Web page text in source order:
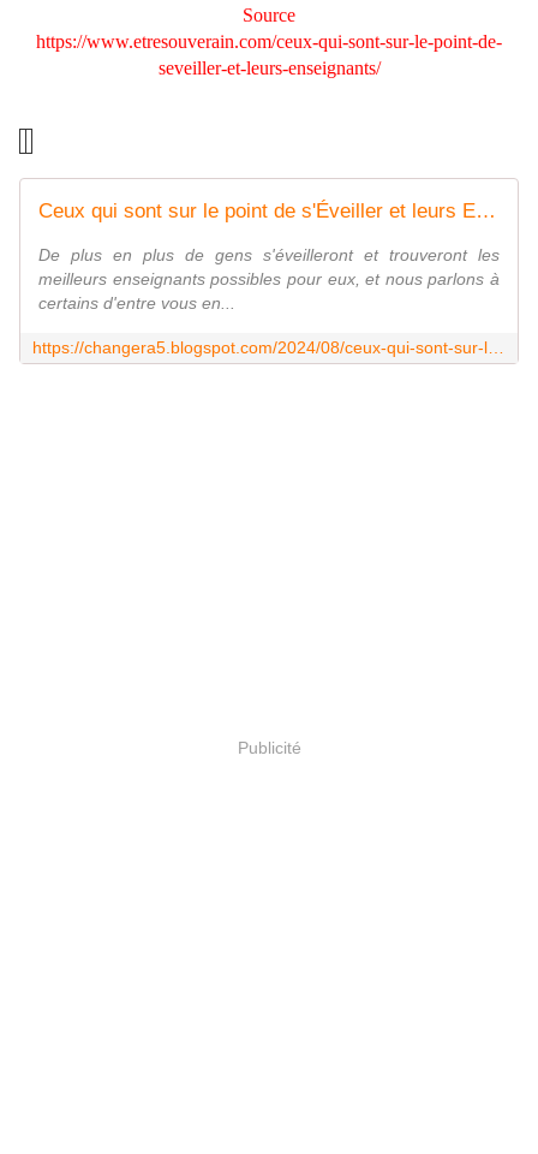
Source
https://www.etresouverain.com/ceux-qui-sont-sur-le-point-de-
seveiller-et-leurs-enseignants/
Ceux qui sont sur le point de s'Éveiller et leurs Enseignants !
De plus en plus de gens s'éveilleront et trouveront les
meilleurs enseignants possibles pour eux, et nous parlons à
certains d'entre vous en...
Publicité